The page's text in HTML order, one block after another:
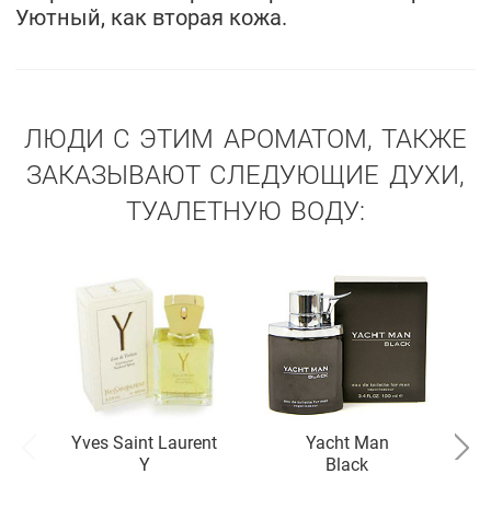
Уютный, как вторая кожа.
ЛЮДИ С ЭТИМ АРОМАТОМ, ТАКЖЕ
ЗАКАЗЫВАЮТ СЛЕДУЮЩИЕ ДУХИ,
ТУАЛЕТНУЮ ВОДУ:
Yves Saint Laurent
Y
Yacht Man
Black